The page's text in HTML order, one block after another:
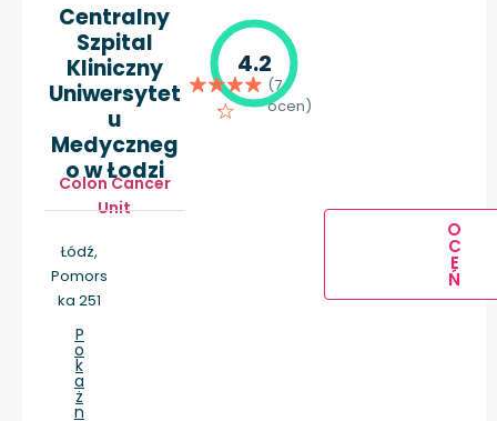
Centralny
Szpital
Kliniczny
Uniwersytet
u
Medyczneg
o w Łodzi
Colon Cancer
Unit
Łódź,
Pomors
ka 251
P
o
k
a
ż
n
4.2
(7
ocen)
O
C
E
Ń